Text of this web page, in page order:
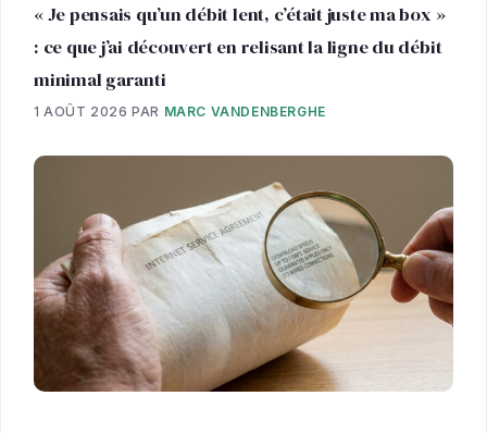
« Je pensais qu’un débit lent, c’était juste ma box »
: ce que j’ai découvert en relisant la ligne du débit
minimal garanti
1 AOÛT 2026 PAR MARC VANDENBERGHE